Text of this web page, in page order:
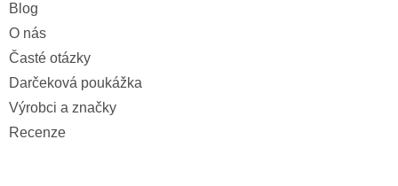
Blog
O nás
Časté otázky
Darčeková poukážka
Výrobci a značky
Recenze